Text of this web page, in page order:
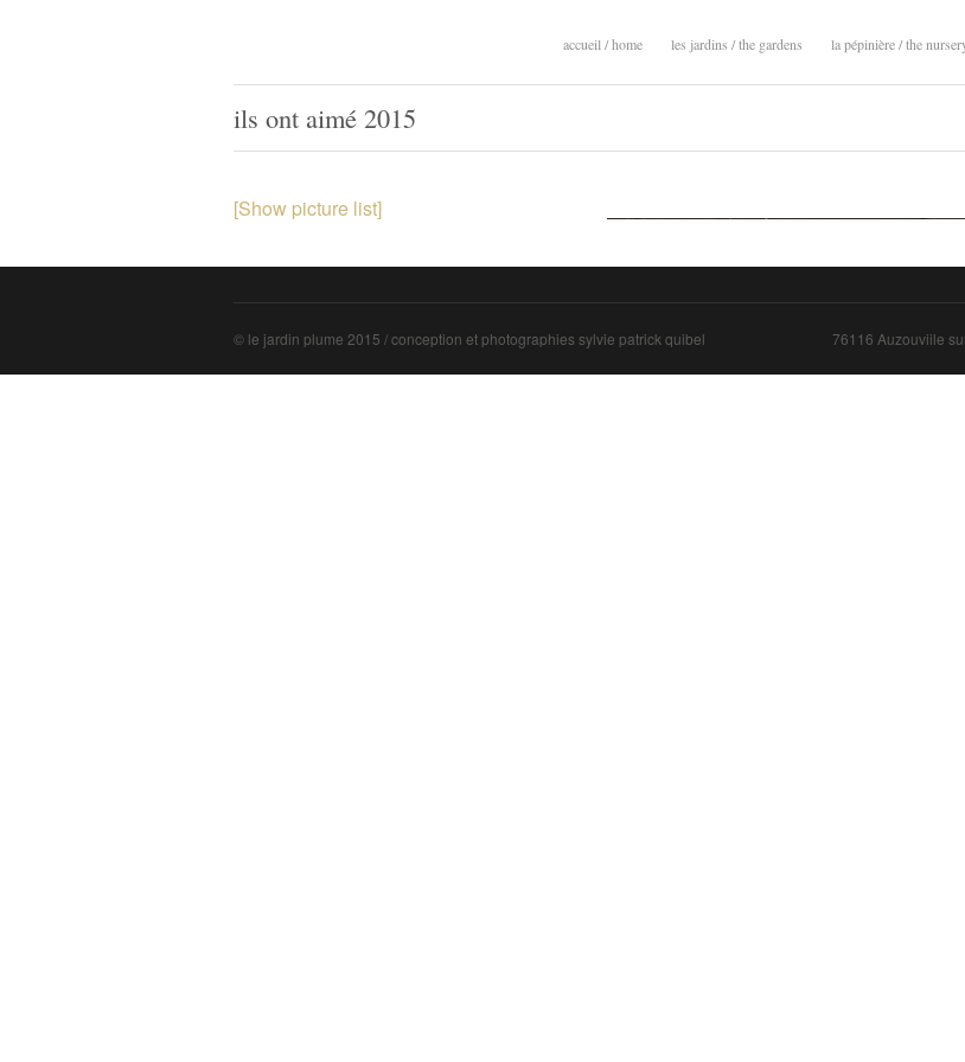
accueil / home les jardins / the gardens la pépinière / the
ils ont aimé 2015
[Show picture list]
© le jardin plume 2015 / conception et photographies sylvie patrick quibel 76116 Auzouviile